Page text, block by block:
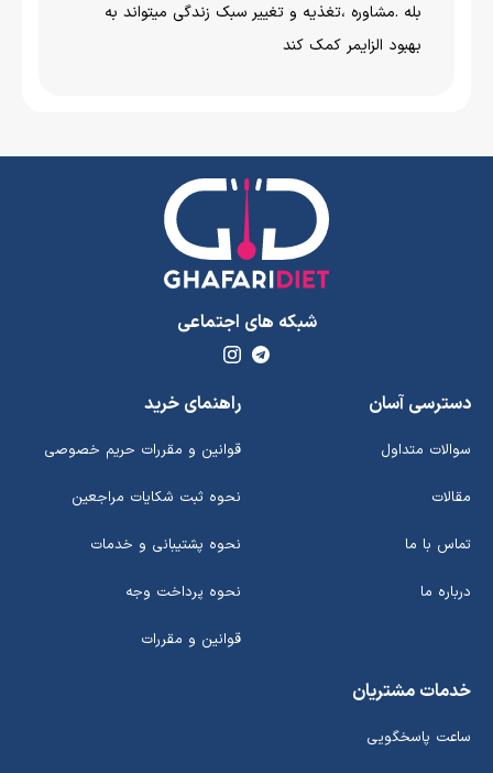
بله .مشاوره ،تغذیه و تغییر سبک زندگی میتواند به
بهبود الزایمر کمک کند
شبکه های اجتماعی
دسترسی آسان
سوالات متداول
مقالات
تماس با ما
درباره ما
راهنمای خرید
قوانین و مقررات حریم خصوصی
نحوه ثبت شکایات مراجعین
نحوه پشتیبانی و خدمات
نحوه پرداخت وجه
قوانین و مقررات
خدمات مشتریان
ساعت پاسخگویی